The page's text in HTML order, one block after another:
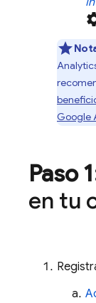
Google
Paso
en tu